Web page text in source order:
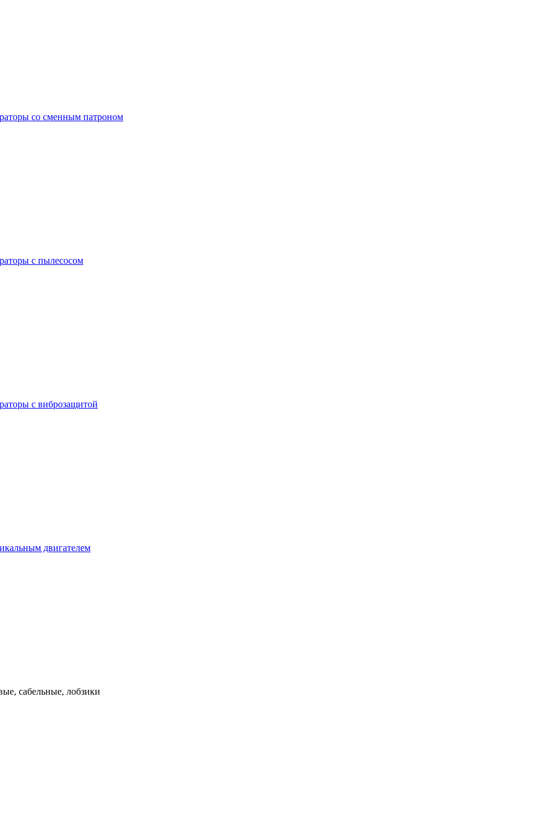
со сменным патроном
с пылесосом
с виброзащитой
двигателем
сабельные, лобзики